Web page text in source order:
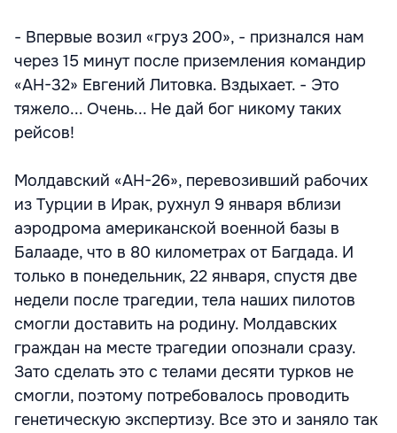
- Впервые возил «груз 200», - признался нам
через 15 минут после приземления командир
«АН-32» Евгений Литовка. Вздыхает. - Это
тяжело... Очень... Не дай бог никому таких
рейсов!
Молдавский «АН-26», перевозивший рабочих
из Турции в Ирак, рухнул 9 января вблизи
аэродрома американской военной базы в
Балаaде, что в 80 километрах от Багдада. И
только в понедельник, 22 января, спустя две
недели после трагедии, тела наших пилотов
смогли доставить на родину. Молдавских
граждан на месте трагедии опознали сразу.
Зато сделать это с телами десяти турков не
смогли, поэтому потребовалось проводить
генетическую экспертизу. Все это и заняло так